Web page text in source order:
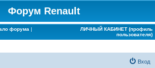
Форум Renault
форума |
ЛИЧНЫЙ КАБИНЕТ (профиль
пользователя)
Вход